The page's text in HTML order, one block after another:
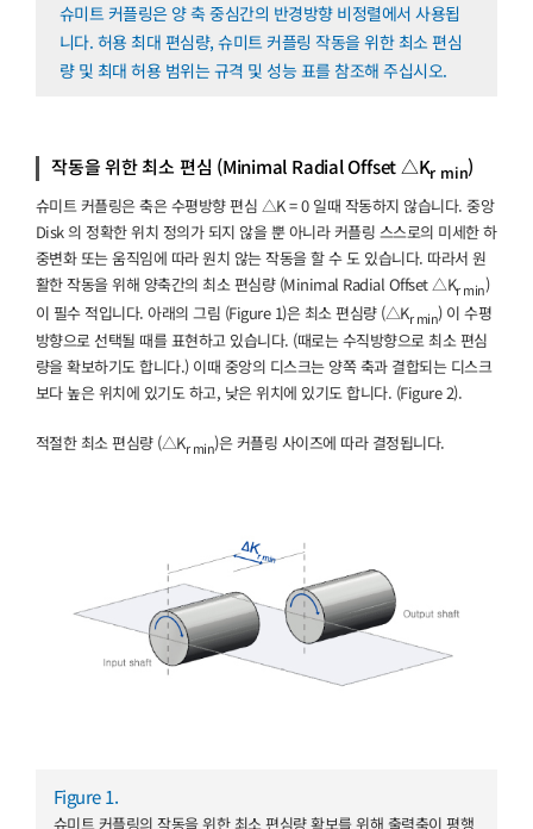
슈미트 커플링은 양 축 중심간의 반경방향 비정렬에서 사용됩
니다. 허용 최대 편심량, 슈미트 커플링 작동을 위한 최소 편심
량 및 최대 허용 범위는 규격 및 성능 표를 참조해 주십시오.
작동을 위한 최소 편심 (Minimal Radial Offset △Kr min)
슈미트 커플링은 축은 수평방향 편심 △K = 0 일때 작동하지 않습니다. 중앙
Disk 의 정확한 위치 정의가 되지 않을 뿐 아니라 커플링 스스로의 미세한 하
중변화 또는 움직임에 따라 원치 않는 작동을 할 수 도 있습니다. 따라서 원
활한 작동을 위해 양축간의 최소 편심량 (Minimal Radial Offset △Kr min)
이 필수 적입니다. 아래의 그림 (Figure 1)은 최소 편심량 (△Kr min) 이 수평
방향으로 선택될 때를 표현하고 있습니다. (때로는 수직방향으로 최소 편심
량을 확보하기도 합니다.) 이때 중앙의 디스크는 양쪽 축과 결합되는 디스크
보다 높은 위치에 있기도 하고, 낮은 위치에 있기도 합니다. (Figure 2).
적절한 최소 편심량 (△Kr min)은 커플링 사이즈에 따라 결정됩니다.
Figure 1.
슈미트 커플링의 작동을 위한 최소 편심량 확보를 위해 출력축이 평행